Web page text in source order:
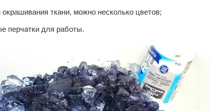
ткани, можно несколько цветов;
перчатки для работы.